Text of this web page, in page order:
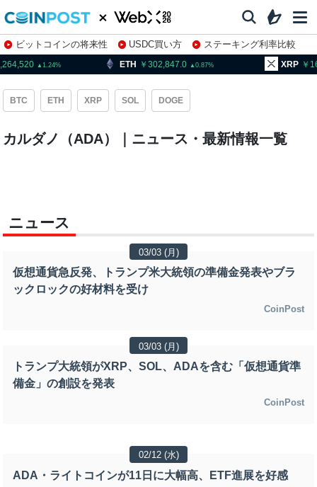
ビットコインの将来性 USDC買い方
ステーキング利率比較
株特集・関連銘柄
1.24 ETH 302,847.0 0.87 XRP
BTC ETH XRP SOL DOGE
カルダノ（ADA）｜ニュース・最新情報一覧
ニュース
03/03 (月)
仮想通貨急反発、トランプ米大統領の準備金発表やブラ
ックロックの好材料を受け
CoinPost
03/03 (月)
トランプ大統領がXRP、SOL、ADAを含む「仮想通貨準
備金」の創設を発表
CoinPost
02/12 (水)
ADA・ライトコインが11日に大幅高、ETF進展を好感